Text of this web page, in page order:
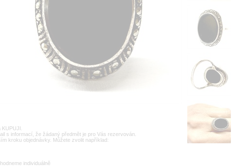
s informací, že žádaný předmět je pro Vás rezervován.
kroku objednávky. Můžete zvolit například:
individuálně